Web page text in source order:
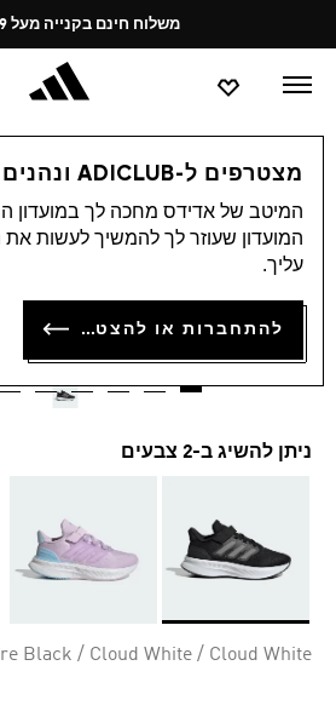
Pause
promotion
rotation
משלוח חינם בקנייה מעל 249.9
מצטרפים ל-ADICLUB ונהנים ממגוון הטבות
המיטב של אדידס מחכה לך במועדון
המועדון שעוזר לך להמשיך לעשות
עליך.
להתחברות או להצטרפות
המחיר המקורי של הפריט: reduced from
₪ 249.90
to
ניתן להשיג ב-2 צבעים
Black / Cloud White / Cloud White